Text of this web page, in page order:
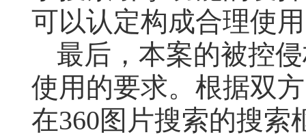
可以认定构成合理使
最后，本案的被控
使用的要求。根据双
在360图片搜索的搜索